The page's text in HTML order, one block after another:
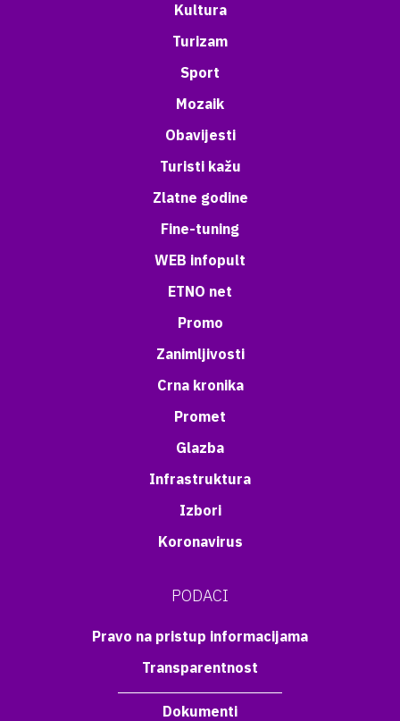
Kultura
Turizam
Sport
Mozaik
Obavijesti
Turisti kažu
Zlatne godine
Fine-tuning
WEB infopult
ETNO net
Promo
Zanimljivosti
Crna kronika
Promet
Glazba
Infrastruktura
Izbori
Koronavirus
PODACI
Pravo na pristup informacijama
Transparentnost
Dokumenti